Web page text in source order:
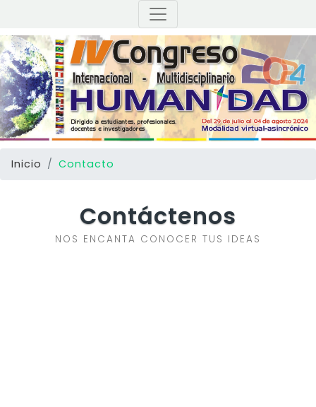
Inicio Contacto
Contáctenos
NOS ENCANTA CONOCER TUS IDEAS